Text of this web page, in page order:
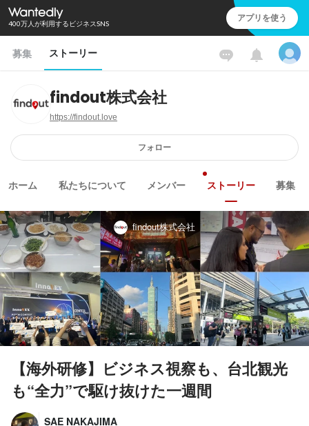
400万人が利用するビジネスSNS アプリを使う
募集 ストーリー
findout株式会社
https://findout.love
フォロー
ホーム 私たちについて メンバー ストーリー 募集
findout株式会社
【海外研修】ビジネス視察も、台北観光
も“全力”で駆け抜けた一週間
SAE NAKAJIMA